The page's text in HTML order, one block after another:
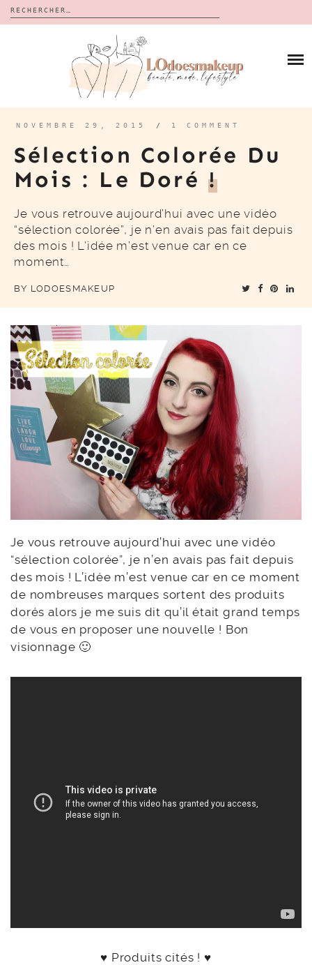
Rechercher :
CALENDRIERS DE L’AVENT
BON PLAN
À PROPOS
CONTACT
NOVEMBRE 29, 2015 / 1 COMMENT
Sélection Colorée Du
Mois : Le Doré !
Je vous retrouve aujourd’hui avec une vidéo
“sélection colorée”, je n’en avais pas fait depuis
des mois ! L’idée m’est venue car en ce
moment…
BY LODOESMAKEUP
Je vous retrouve aujourd’hui avec une vidéo
“sélection colorée”, je n’en avais pas fait depuis
des mois ! L’idée m’est venue car en ce moment
de nombreuses marques sortent des produits
dorés alors je me suis dit qu’il était grand temps
de vous en proposer une nouvelle ! Bon
visionnage 🙂
♥ Produits cités ! ♥